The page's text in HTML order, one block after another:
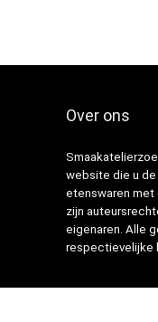
Over ons
website die u
etenswaren met
zijn
eigenaren. Alle
respectievelijke